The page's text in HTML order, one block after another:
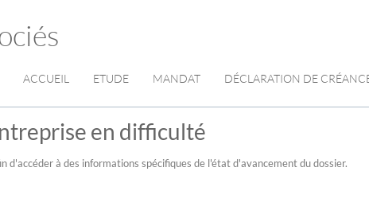
ACCUEIL ETUDE MANDAT DÉCLARATION DE
en difficulté
à des informations spécifiques de l'état d'avancement du dossier.